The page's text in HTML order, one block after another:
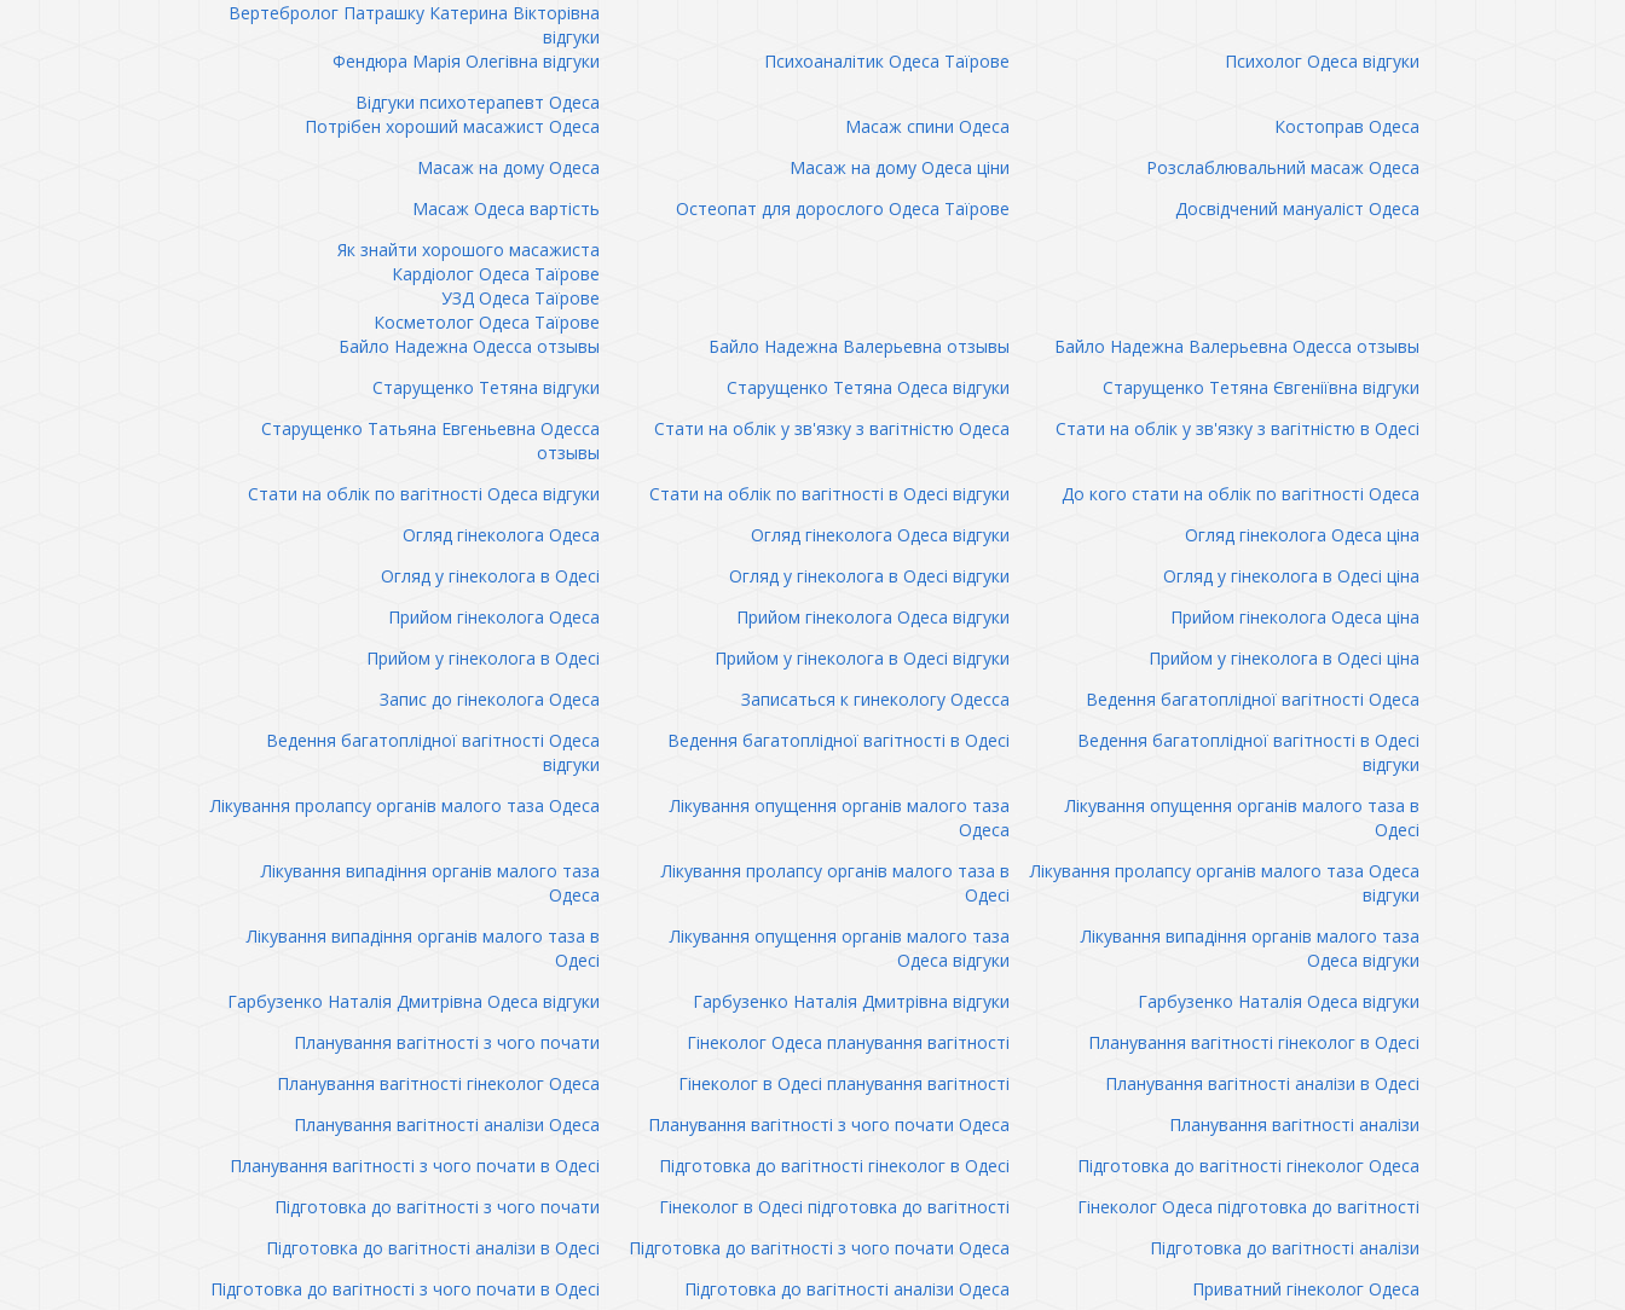
Вертебролог Патрашку Катерина Вікторівна
відгуки
Фендюра Марія Олегівна відгуки
Психоаналітик Одеса Таїрове
Психолог Одеса відгуки
Відгуки психотерапевт Одеса
Потрібен хороший масажист Одеса
Масаж спини Одеса
Костоправ Одеса
Масаж на дому Одеса
Масаж на дому Одеса ціни
Розслаблювальний масаж Одеса
Масаж Одеса вартість
Остеопат для дорослого Одеса Таїрове
Досвідчений мануаліст Одеса
Як знайти хорошого масажиста
Кардіолог Одеса Таїрове
УЗД Одеса Таїрове
Косметолог Одеса Таїрове
Байло Надежна Одесса отзывы
Байло Надежна Валерьевна отзывы
Байло Надежна Валерьевна Одесса отзывы
Старущенко Тетяна відгуки
Старущенко Тетяна Одеса відгуки
Старущенко Тетяна Євгеніївна відгуки
Старущенко Татьяна Евгеньевна Одесса
отзывы
Стати на облік у зв'язку з вагітністю Одеса Стати на облік у зв'язку з вагітністю в Одесі
Стати на облік по вагітності Одеса відгуки Стати на облік по вагітності в Одесі відгуки
До кого стати на облік по вагітності Одеса
Огляд гінеколога Одеса
Огляд гінеколога Одеса відгуки
Огляд гінеколога Одеса ціна
Огляд у гінеколога в Одесі
Огляд у гінеколога в Одесі відгуки
Огляд у гінеколога в Одесі ціна
Прийом гінеколога Одеса
Прийом гінеколога Одеса відгуки
Прийом гінеколога Одеса ціна
Прийом у гінеколога в Одесі
Прийом у гінеколога в Одесі відгуки
Прийом у гінеколога в Одесі ціна
Запис до гінеколога Одеса
Записаться к гинекологу Одесса
Ведення багатоплідної вагітності Одеса
Ведення багатоплідної вагітності Одеса
відгуки
Ведення багатоплідної вагітності в Одесі
Ведення багатоплідної вагітності в Одесі
відгуки
Лікування пролапсу органів малого таза Одеса
Лікування опущення органів малого таза
Одеса
Лікування опущення органів малого таза в
Одесі
Лікування випадіння органів малого таза
Одеса
Лікування пролапсу органів малого таза в
Одесі
Лікування пролапсу органів малого таза Одеса
відгуки
Лікування випадіння органів малого таза в
Одесі
Лікування опущення органів малого таза
Одеса відгуки
Лікування випадіння органів малого таза
Одеса відгуки
Гарбузенко Наталія Дмитрівна Одеса відгуки
Гарбузенко Наталія Дмитрівна відгуки
Гарбузенко Наталія Одеса відгуки
Планування вагітності з чого почати
Гінеколог Одеса планування вагітності
Планування вагітності гінеколог в Одесі
Планування вагітності гінеколог Одеса
Гінеколог в Одесі планування вагітності
Планування вагітності аналізи в Одесі
Планування вагітності аналізи Одеса
Планування вагітності з чого почати Одеса
Планування вагітності аналізи
Планування вагітності з чого почати в Одесі
Підготовка до вагітності гінеколог в Одесі
Підготовка до вагітності гінеколог Одеса
Підготовка до вагітності з чого почати
Гінеколог в Одесі підготовка до вагітності
Гінеколог Одеса підготовка до вагітності
Підготовка до вагітності аналізи в Одесі
Підготовка до вагітності з чого почати Одеса
Підготовка до вагітності аналізи
Підготовка до вагітності з чого почати в Одесі
Підготовка до вагітності аналізи Одеса Приватний гінеколог Одеса